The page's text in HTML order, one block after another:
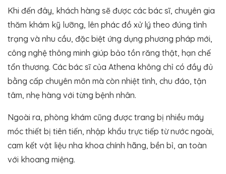
Khi đến đây, khách hàng sẽ được các bác sĩ, chuyên gia
thăm khám kỹ lưỡng, lên phác đồ xử lý theo đúng tình
trạng và nhu cầu, đặc biệt ứng dụng phương pháp mới,
công nghệ thông minh giúp bảo tồn răng thật, hạn chế
tổn thương. Các bác sĩ của Athena không chỉ có đầy đủ
bằng cấp chuyên môn mà còn nhiệt tình, chu đáo, tận
tâm, nhẹ hàng với từng bệnh nhân.
Ngoài ra, phòng khám cũng được trang bị nhiều máy
móc thiết bị tiên tiến, nhập khẩu trực tiếp từ nước ngoài,
cam kết vật liệu nha khoa chính hãng, bền bỉ, an toàn
với khoang miệng.